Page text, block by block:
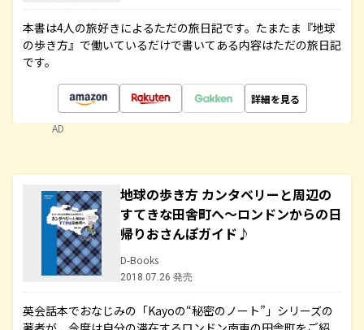
本書は4人の旅好きによるただの旅日記です。たまたま『地球
の歩き方』で働いているだけで書いてある内容はただの旅日記
です。
詳細を見る
AD
地球の歩き方 カンタベリーと周辺の
すてきな田舎町へ～ロンドンからの日
帰りおさんぽガイド♪
D-Books
2018.07.26 発売
英会話本でおなじみの「Kayoの“秘密のノート”」シリーズの